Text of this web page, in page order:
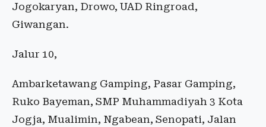
Jogokaryan, Drowo, UAD Ringroad,
Giwangan.
Jalur 10,
Ambarketawang Gamping, Pasar Gamping,
Ruko Bayeman, SMP Muhammadiyah 3 Kota
Jogja, Mualimin, Ngabean, Senopati, Jalan